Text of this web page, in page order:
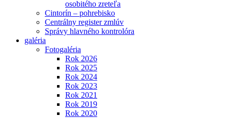
osobitého zreteľa
Cintorín – pohrebisko
Centrálny register zmlúv
Správy hlavného kontrolóra
galéria
Fotogaléria
Rok 2026
Rok 2025
Rok 2024
Rok 2023
Rok 2021
Rok 2019
Rok 2020